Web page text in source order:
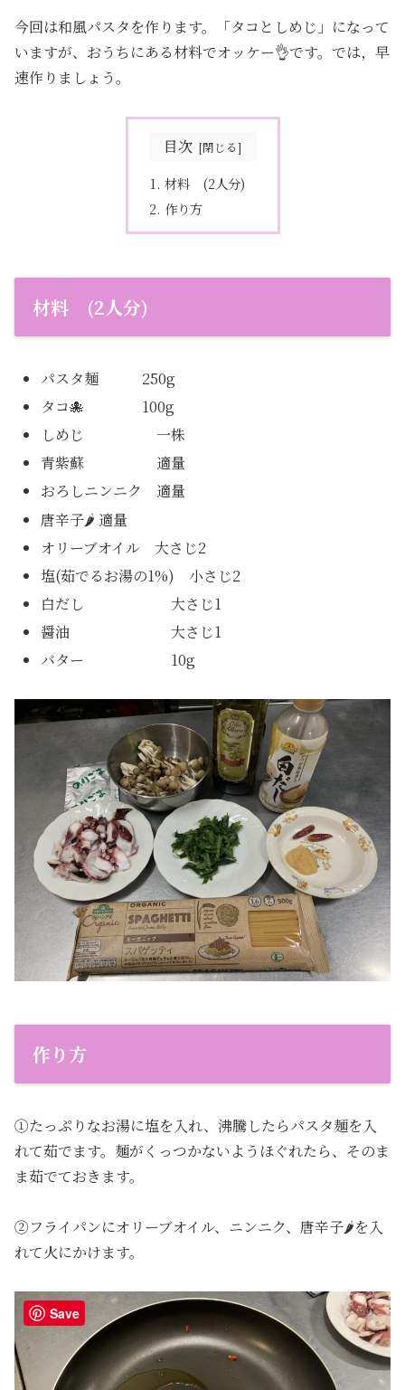
今回は和風パスタを作ります。「タコとしめじ」になって
いますが、おうちにある材料でオッケー👌です。では，早
速作りましょう。
目次
材料 (2人分)
作り方
材料 (2人分)
パスタ麺 250g
タコ🐙 100g
しめじ 一株
青紫蘇 適量
おろしニンニク 適量
唐辛子🌶 適量
オリーブオイル 大さじ2
塩(茹でるお湯の1%) 小さじ2
白だし 大さじ1
醤油 大さじ1
バター 10g
作り方
①たっぷりなお湯に塩を入れ、沸騰したらパスタ麺を入
れて茹でます。麺がくっつかないようほぐれたら、そのま
ま茹でておきます。
②フライパンにオリーブオイル、ニンニク、唐辛子🌶を入
れて火にかけます。
Save